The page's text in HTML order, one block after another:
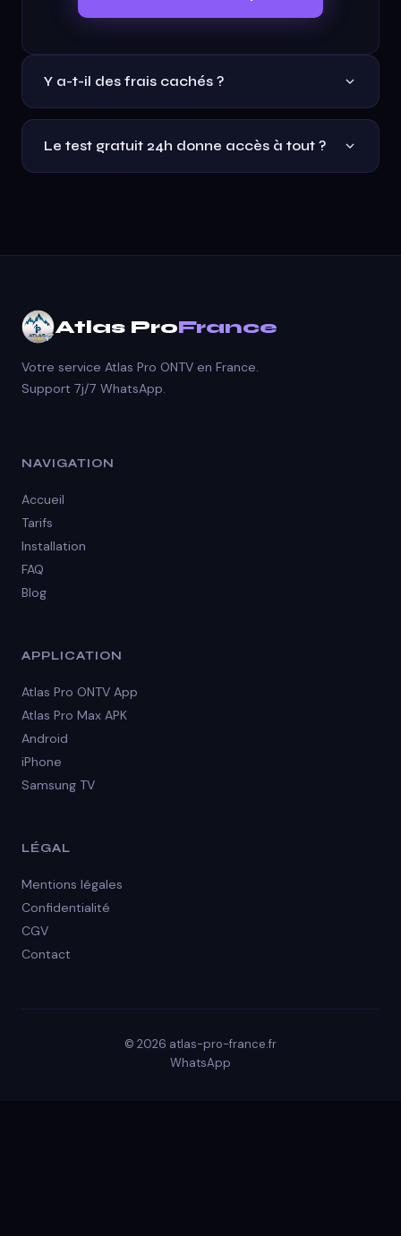
Y a-t-il des frais cachés ?
Non. 35€ pour 12 mois tout inclus. Pas de
renouvellement automatique.
Le test gratuit 24h donne accès à tout ?
Atlas ProFrance
Votre service Atlas Pro ONTV en France.
Support 7j/7 WhatsApp.
NAVIGATION
Accueil
Tarifs
Installation
FAQ
Blog
APPLICATION
Atlas Pro ONTV App
Atlas Pro Max APK
Android
iPhone
Samsung TV
LÉGAL
Mentions légales
Confidentialité
CGV
Contact
© 2026 atlas-pro-france.fr
WhatsApp